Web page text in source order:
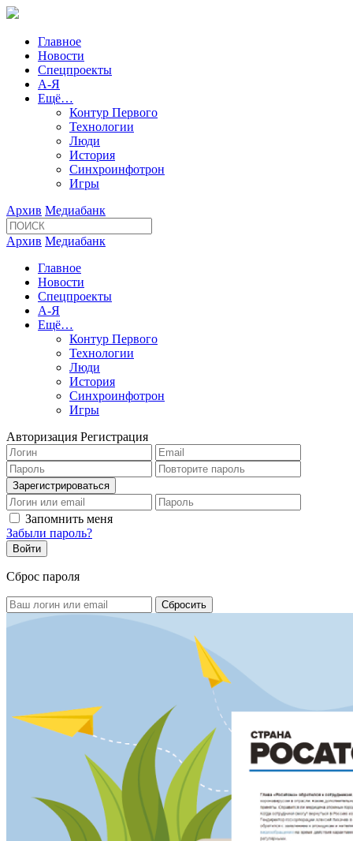
Главное
Новости
Спецпроекты
А-Я
Ещё…
Контур Первого
Технологии
Люди
История
Синхроинфотрон
Игры
Архив Медиабанк
Архив Медиабанк
Главное
Новости
Спецпроекты
А-Я
Ещё…
Контур Первого
Технологии
Люди
История
Синхроинфотрон
Игры
Авторизация Регистрация
Запомнить меня
Забыли пароль?
Сброс пароля